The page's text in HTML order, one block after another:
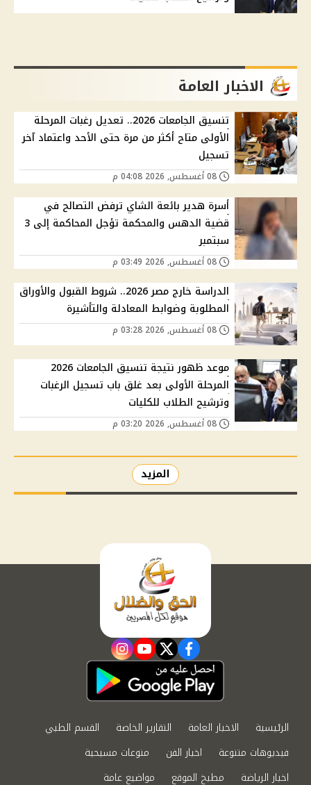
الاخبار العامة
تنسيق الجامعات 2026.. تعديل رغبات المرحلة
الأولى متاح أكثر من مرة حتى الأحد واعتماد آخر
تسجيل
أسرة هدير بائعة الشاي ترفض التصالح في
قضية الدهس والمحكمة تؤجل المحاكمة إلى 3
سبتمبر
الدراسة خارج مصر 2026.. شروط القبول والأوراق
المطلوبة وضوابط المعادلة والتأشيرة
موعد ظهور نتيجة تنسيق الجامعات 2026
المرحلة الأولى بعد غلق باب تسجيل الرغبات
وترشيح الطلاب للكليات
المزيد
facebook
twitter
youtube
instagram
الرئيسية الاخبار العامة التقارير الخاصة
القسم الطبي
فيديوهات متنوعة
اخبار الفن
منوعات مسيحية
اخبار الرياضة
مطبخ الموقع مواضيع عامة